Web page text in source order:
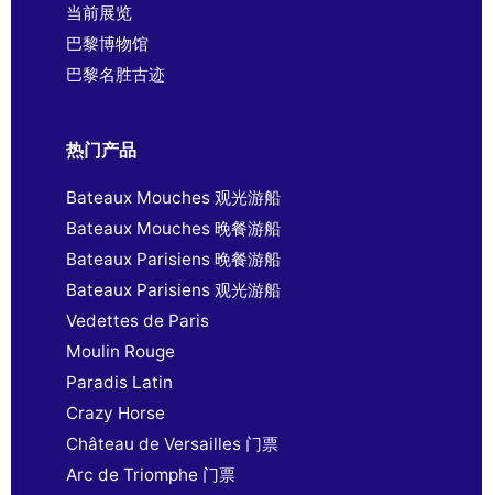
当前展览
巴黎博物馆
巴黎名胜古迹
热门产品
Bateaux Mouches 观光游船
Bateaux Mouches 晚餐游船
Bateaux Parisiens 晚餐游船
Bateaux Parisiens 观光游船
Vedettes de Paris
Moulin Rouge
Paradis Latin
Crazy Horse
Château de Versailles 门票
Arc de Triomphe 门票